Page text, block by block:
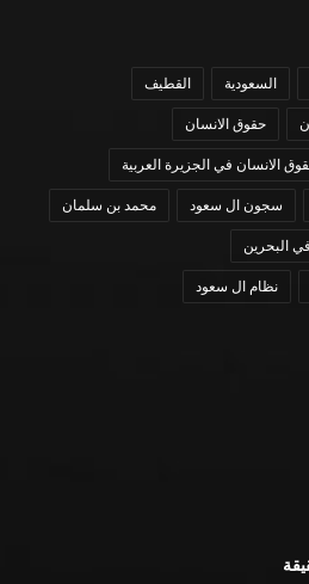
السعودية القطيف
حقوق الانسان
الانسان في الجزيرة العربية
سجون ال سعود محمد بن سلمان
البحرين
نظام ال سعود